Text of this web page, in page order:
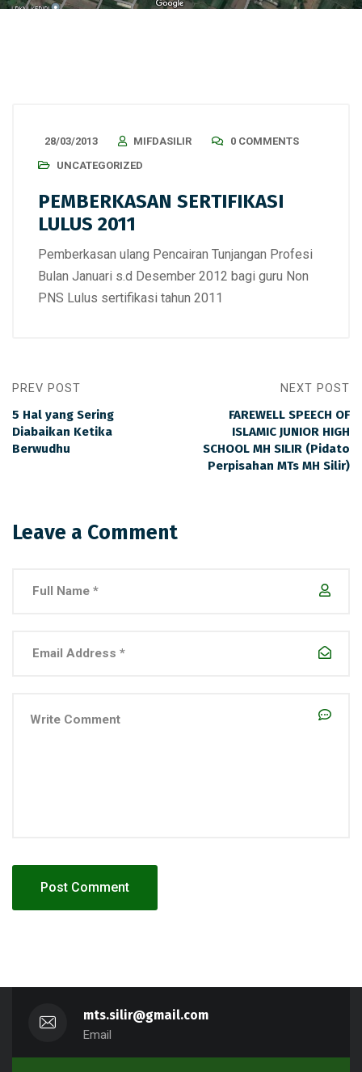
28/03/2013 MIFDASILIR
0 COMMENTS
UNCATEGORIZED
PEMBERKASAN SERTIFIKASI
LULUS 2011
Pemberkasan ulang Pencairan Tunjangan Profesi
Bulan Januari s.d Desember 2012 bagi guru Non
PNS Lulus sertifikasi tahun 2011
PREV POST
5 Hal yang Sering
Diabaikan Ketika
Berwudhu
NEXT POST
FAREWELL SPEECH OF
ISLAMIC JUNIOR HIGH
SCHOOL MH SILIR (Pidato
Perpisahan MTs MH Silir)
Leave a Comment
mts.silir@gmail.com
Email